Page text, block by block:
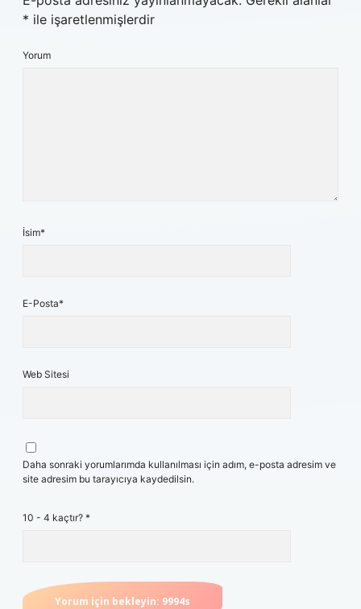
* ile işaretlenmişlerdir
Yorum
İsim*
E-Posta*
Web Sitesi
Daha sonraki yorumlarımda kullanılması için adım, e-posta adresim ve
site adresim bu tarayıcıya kaydedilsin.
10 - 4 kaçtır? *